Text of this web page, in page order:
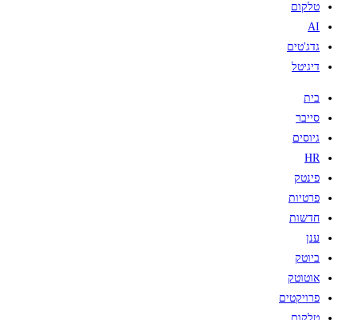
טלקום
AI
גדג'טים
דיגיטל
בית
סייבר
גיוסים
HR
פינטק
פרטיות
חדשות
ענן
ביוטק
אוטוטק
פרויקטים